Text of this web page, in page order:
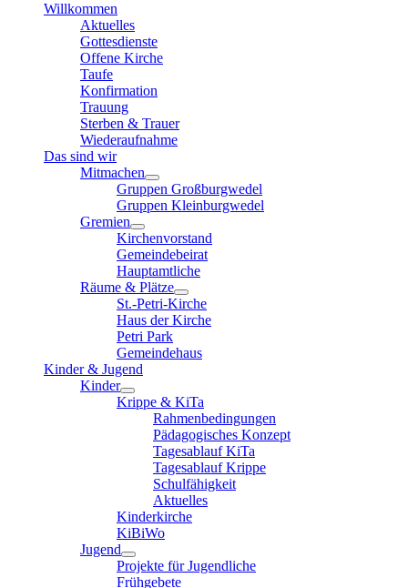
Willkommen
Aktuelles
Gottesdienste
Offene Kirche
Taufe
Konfirmation
Trauung
Sterben & Trauer
Wiederaufnahme
Das sind wir
Mitmachen
Gruppen Großburgwedel
Gruppen Kleinburgwedel
Gremien
Kirchenvorstand
Gemeindebeirat
Hauptamtliche
Räume & Plätze
St.-Petri-Kirche
Haus der Kirche
Petri Park
Gemeindehaus
Kinder & Jugend
Kinder
Krippe & KiTa
Rahmenbedingungen
Pädagogisches Konzept
Tagesablauf KiTa
Tagesablauf Krippe
Schulfähigkeit
Aktuelles
Kinderkirche
KiBiWo
Jugend
Projekte für Jugendliche
Frühgebete